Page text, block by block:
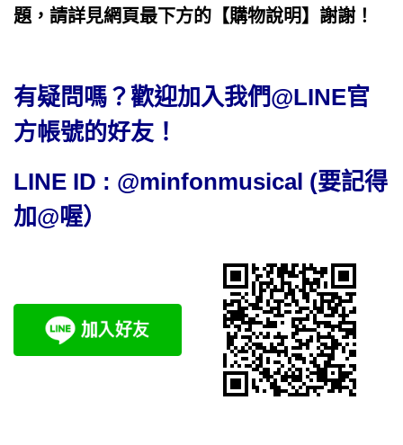
題，請詳見網頁最下方的【購物說明】 謝謝！
有疑問嗎？歡迎加入我們@LINE官
方帳號的好友！
LINE ID : @minfonmusical (要記得
加@喔）